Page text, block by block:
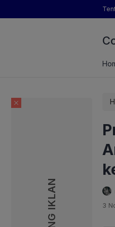
Pertanian yang Dimaksud
3